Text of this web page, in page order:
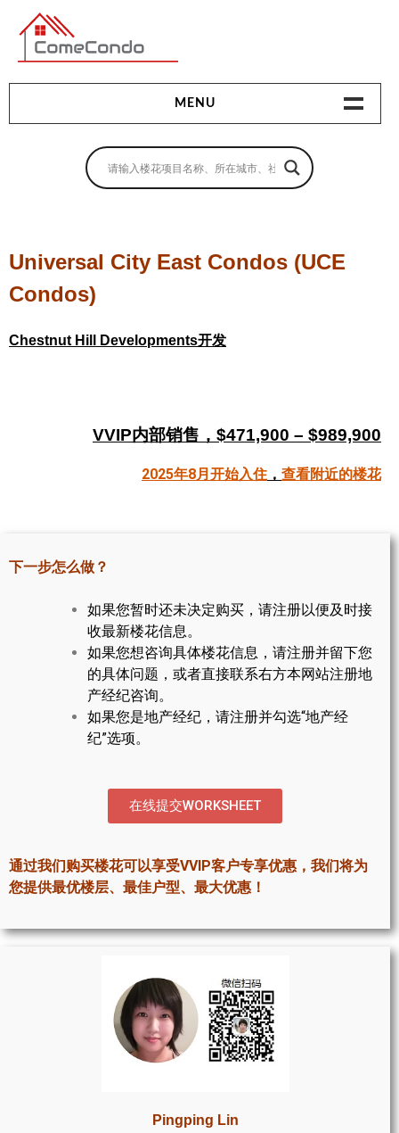
多伦多最新最全的楼花搜索引擎
MENU
地产相关
卖房指南
贷款指南
租房指南
帮您卖房
多伦多地产
楼花转让专区
多伦多市中心楼花项目
怡陶碧谷社区介绍
怡陶碧谷楼花项目
密西沙加楼花项目
奥克维尔社区介绍
列治文山楼花项目
新居民
Universal City East Condos (UCE
Condos)
Chestnut Hill Developments开发
VVIP内部销售，$471,900 – $989,900
2025年8月开始入住 ， 查看附近的楼花
下一步怎么做？
如果您暂时还未决定购买，请注册以便及时接
收最新楼花信息。
如果您想咨询具体楼花信息，请注册并留下您
的具体问题，或者直接联系右方本网站注册地
产经纪咨询。
如果您是地产经纪，请注册并勾选“地产经
纪”选项。
在线提交WORKSHEET
通过我们购买楼花可以享受VVIP客户专享优惠，我们将为
您提供最优楼层、最佳户型、最大优惠！
Pingping Lin